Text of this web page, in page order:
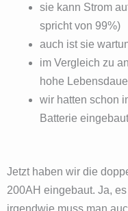
sie kann Strom
spricht von 99%)
auch ist sie
im Vergleich zu
hohe
wir hatten schon
Batterie
Jetzt haben wir die
200AH eingebaut. Ja,